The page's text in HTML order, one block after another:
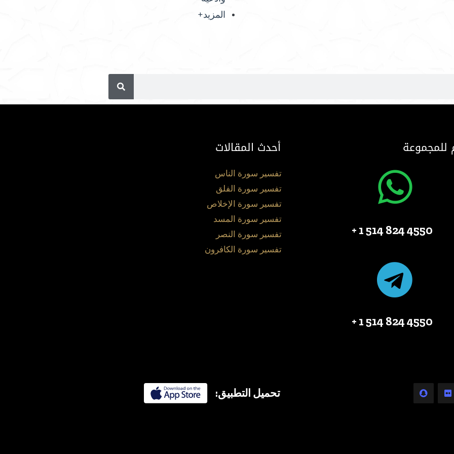
المزيد+
للمجموعة
4550 824 514 1 +
4550 824 514 1 +
أحدث المقالات
تفسير سورة الناس
تفسير سورة الفلق
تفسير سورة الإخلاص
تفسير سورة المسد
تفسير سورة النصر
تفسير سورة الكافرون
تحميل التطبيق: